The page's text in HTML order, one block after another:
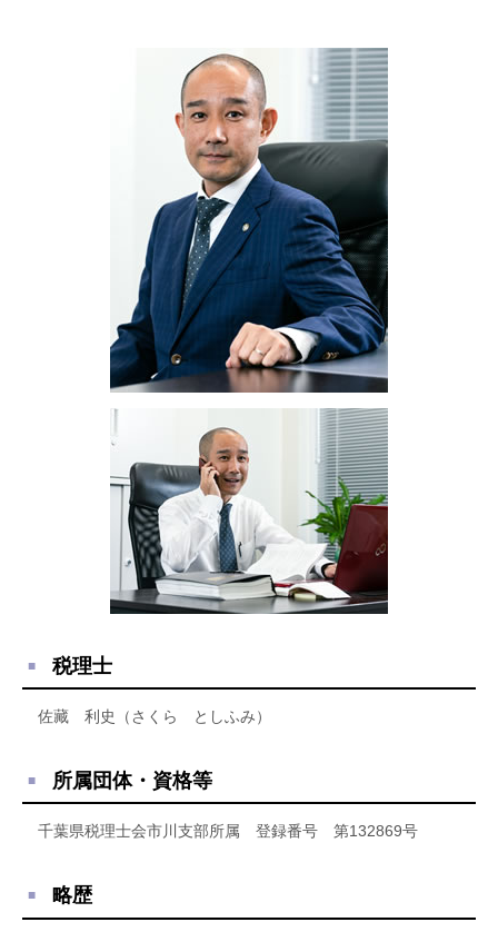
税理士
佐藏 利史（さくら としふみ）
所属団体・資格等
千葉県税理士会市川支部所属 登録番号 第132869号
略歴